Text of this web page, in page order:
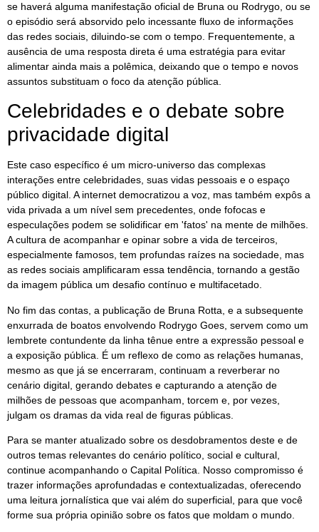
se haverá alguma manifestação oficial de Bruna ou Rodrygo, ou se
o episódio será absorvido pelo incessante fluxo de informações
das redes sociais, diluindo-se com o tempo. Frequentemente, a
ausência de uma resposta direta é uma estratégia para evitar
alimentar ainda mais a polêmica, deixando que o tempo e novos
assuntos substituam o foco da atenção pública.
Celebridades e o debate sobre
privacidade digital
Este caso específico é um micro-universo das complexas
interações entre celebridades, suas vidas pessoais e o espaço
público digital. A internet democratizou a voz, mas também expôs a
vida privada a um nível sem precedentes, onde fofocas e
especulações podem se solidificar em 'fatos' na mente de milhões.
A cultura de acompanhar e opinar sobre a vida de terceiros,
especialmente famosos, tem profundas raízes na sociedade, mas
as redes sociais amplificaram essa tendência, tornando a gestão
da imagem pública um desafio contínuo e multifacetado.
No fim das contas, a publicação de Bruna Rotta, e a subsequente
enxurrada de boatos envolvendo Rodrygo Goes, servem como um
lembrete contundente da linha tênue entre a expressão pessoal e
a exposição pública. É um reflexo de como as relações humanas,
mesmo as que já se encerraram, continuam a reverberar no
cenário digital, gerando debates e capturando a atenção de
milhões de pessoas que acompanham, torcem e, por vezes,
julgam os dramas da vida real de figuras públicas.
Para se manter atualizado sobre os desdobramentos deste e de
outros temas relevantes do cenário político, social e cultural,
continue acompanhando o Capital Política. Nosso compromisso é
trazer informações aprofundadas e contextualizadas, oferecendo
uma leitura jornalística que vai além do superficial, para que você
forme sua própria opinião sobre os fatos que moldam o mundo.